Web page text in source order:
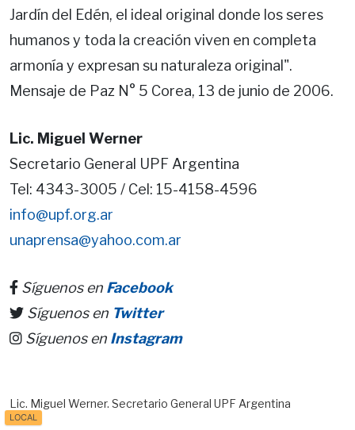
Jardín del Edén, el ideal original donde los seres
humanos y toda la creación viven en completa
armonía y expresan su naturaleza original".
Mensaje de Paz N° 5 Corea, 13 de junio de 2006.
Lic. Miguel Werner
Secretario General UPF Argentina
Tel: 4343-3005 / Cel: 15-4158-4596
info@upf.org.ar
unaprensa@yahoo.com.ar
Síguenos en Facebook
Síguenos en Twitter
Síguenos en Instagram
Lic. Miguel Werner. Secretario General UPF Argentina
LOCAL